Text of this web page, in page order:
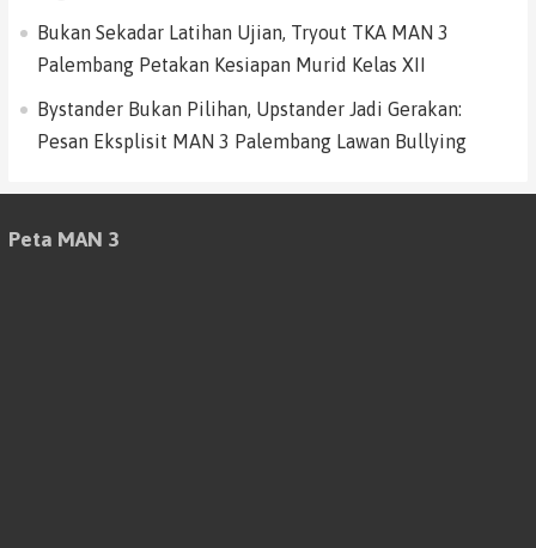
Bukan Sekadar Latihan Ujian, Tryout TKA MAN 3
Palembang Petakan Kesiapan Murid Kelas XII
Bystander Bukan Pilihan, Upstander Jadi Gerakan:
Pesan Eksplisit MAN 3 Palembang Lawan Bullying
Peta MAN 3